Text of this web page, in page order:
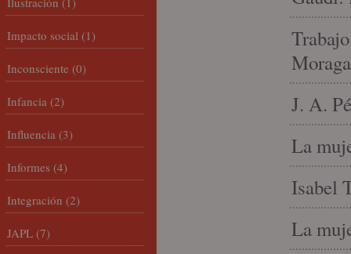
J. A.
La
Isabel
La
Impacto social (1)
Inconsciente (0)
Infancia (2)
Influencia (3)
Informes (4)
Integración (2)
JAPL (7)